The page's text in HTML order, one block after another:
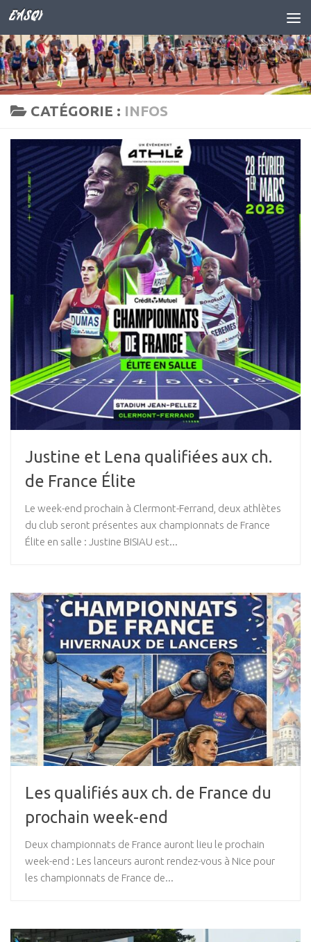
Skip to content
EASQY
CATÉGORIE : INFOS
Justine et Lena qualifiées aux ch.
de France Élite
Le week-end prochain à Clermont-Ferrand, deux athlètes
du club seront présentes aux championnats de France
Élite en salle : Justine BISIAU est...
Les qualifiés aux ch. de France du
prochain week-end
Deux championnats de France auront lieu le prochain
week-end : Les lanceurs auront rendez-vous à Nice pour
les championnats de France de...